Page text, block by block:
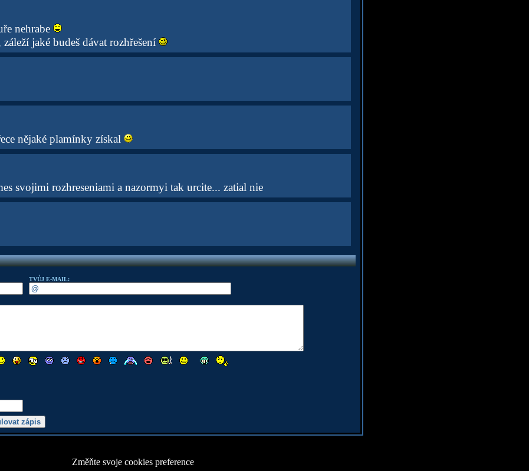
nehrabe
jaké budeš dávat rozhřešení
nějaké plamínky získal
svojimi rozhreseniami a nazormyi tak urcite... zatial nie
TVŮJ E-MAIL:
Změňte svoje cookies preference